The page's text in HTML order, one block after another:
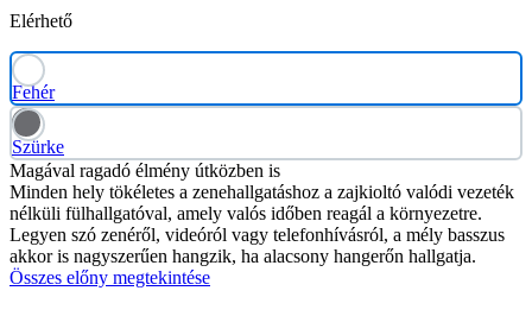
Elérhető
Fehér
Szürke
Magával ragadó élmény útközben is
Minden hely tökéletes a zenehallgatáshoz a zajkioltó valódi vezeték
nélküli fülhallgatóval, amely valós időben reagál a környezetre.
Legyen szó zenéről, videóról vagy telefonhívásról, a mély basszus
akkor is nagyszerűen hangzik, ha alacsony hangerőn hallgatja.
Összes előny megtekintése